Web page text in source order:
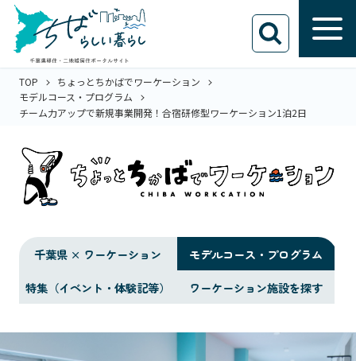
TOP
ちょっとちかばでワーケーション
モデルコース・プログラム
チーム力アップで新規事業開発！合宿研修型ワーケーション1泊2日
千葉県 × ワーケーション
モデルコース・プログラム
特集（イベント・体験記等）
ワーケーション施設を探す